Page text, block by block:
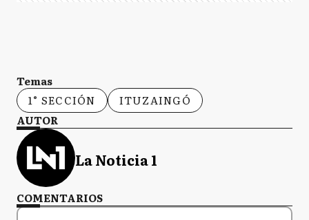
Temas
1° SECCIÓN
ITUZAINGÓ
AUTOR
La Noticia 1
COMENTARIOS